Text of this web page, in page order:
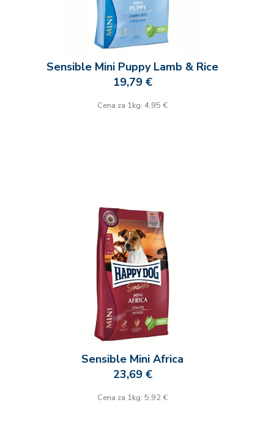
Sensible Mini Puppy Lamb & Rice
19,79 €
Cena za 1kg: 4,95 €
Sensible Mini Africa
23,69 €
Cena za 1kg: 5,92 €